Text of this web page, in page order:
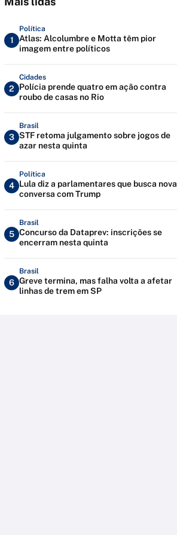
1
Política
Atlas: Alcolumbre e Motta têm pior
imagem entre políticos
2
Cidades
Polícia prende quatro em ação contra
roubo de casas no Rio
3
Brasil
STF retoma julgamento sobre jogos de
azar nesta quinta
4
Política
Lula diz a parlamentares que busca nova
conversa com Trump
5
Brasil
Concurso da Dataprev: inscrições se
encerram nesta quinta
6
Brasil
Greve termina, mas falha volta a afetar
linhas de trem em SP